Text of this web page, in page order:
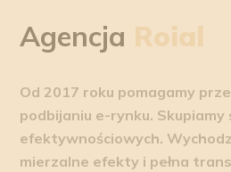
Agencja Roial
Od 2017 roku pomagamy
podbijaniu e-rynku.
efektywnościowych.
mierzalne efekty i pełna